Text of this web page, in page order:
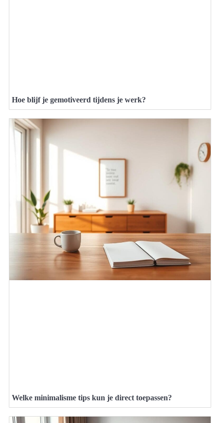
Hoe blijf je gemotiveerd tijdens je werk?
Welke minimalisme tips kun je direct toepassen?